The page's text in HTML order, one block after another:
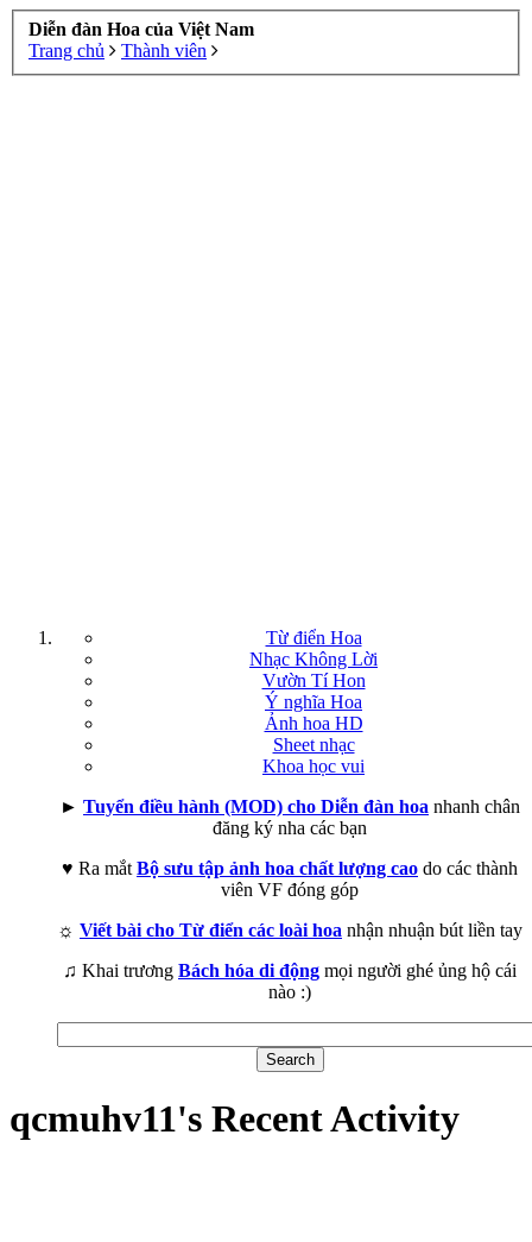
Diễn đàn Hoa của Việt Nam
Trang chủ
Thành viên
Từ điển Hoa
Nhạc Không Lời
Vườn Tí Hon
Ý nghĩa Hoa
Ảnh hoa HD
Sheet nhạc
Khoa học vui
► Tuyển điều hành (MOD) cho Diễn đàn hoa nhanh chân
đăng ký nha các bạn
♥ Ra mắt Bộ sưu tập ảnh hoa chất lượng cao do các thành
viên VF đóng góp
☼ Viết bài cho Từ điển các loài hoa nhận nhuận bút liền tay
♫ Khai trương Bách hóa di động mọi người ghé ủng hộ cái
nào :)
qcmuhv11's Recent Activity